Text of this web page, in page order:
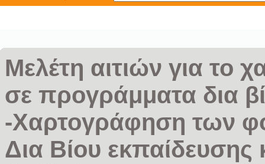
Μελέτη αιτιών για το
σε προγράμματα δια
-Χαρτογράφηση των
Δια Βίου εκπαίδευσης